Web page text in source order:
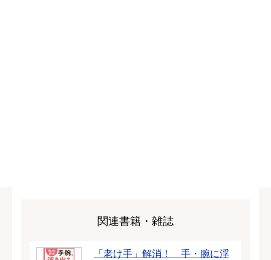
関連書籍・雑誌
「老け手」解消！ 手・腕に浮